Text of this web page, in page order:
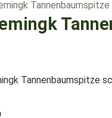
Tannenbaumspitze